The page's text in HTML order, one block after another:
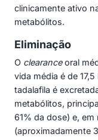
clinicamente ativo
metabólitos.
Eliminação
O clearanceoral
vida média é de
tadalafila é
metabólitos,
61% da dose) e,
(aproximadamente